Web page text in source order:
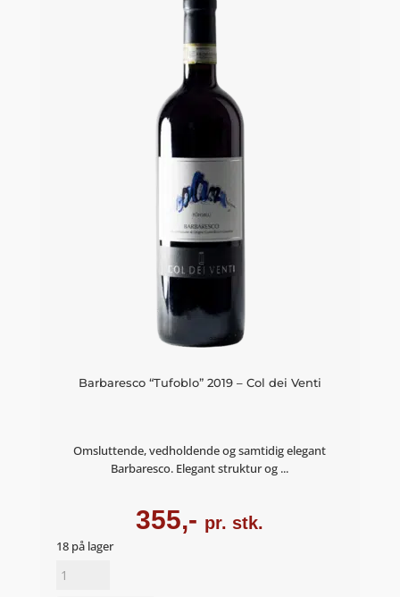
Barbaresco “Tufoblo” 2019 – Col dei Venti
Omsluttende, vedholdende og samtidig elegant
Barbaresco. Elegant struktur og ...
355,- pr. stk.
18 på lager
Barbaresco